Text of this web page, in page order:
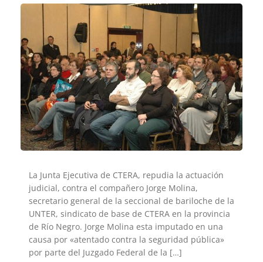
La Junta Ejecutiva de CTERA, repudia la actuación
judicial, contra el compañero Jorge Molina,
secretario general de la seccional de bariloche de la
UNTER, sindicato de base de CTERA en la provincia
de Río Negro. Jorge Molina esta imputado en una
causa por «atentado contra la seguridad pública»
por parte del Juzgado Federal de la […]